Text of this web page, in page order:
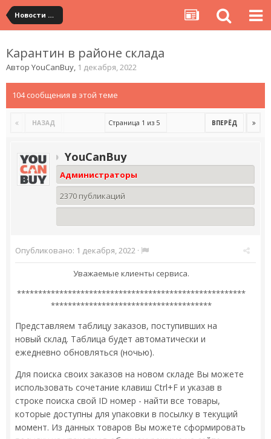
Новости сервиса
Карантин в районе склада
Автор YouCanBuy, 1 декабря, 2022
104 сообщения в этой теме
НАЗАД ВПЕРЁД
Страница 1 из 5
YouCanBuy
Администраторы
2370 публикаций
Опубликовано: 1 декабря, 2022 ·
Уважаемые клиенты сервиса.
******************************************************
**************************************
Представляем таблицу заказов, поступивших на
новый склад. Таблица будет автоматически и
ежедневно обновляться (ночью).
Для поиска своих заказов на новом складе Вы можете
использовать сочетание клавиш Ctrl+F и указав в
строке поиска свой ID номер - найти все товары,
которые доступны для упаковки в посылку в текущий
момент. Из данных товаров Вы можете сформировать